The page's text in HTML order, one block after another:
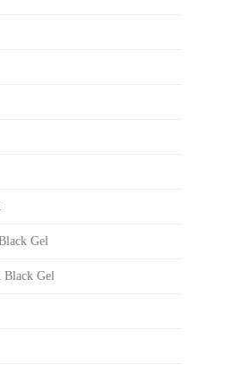
Gel
Gel